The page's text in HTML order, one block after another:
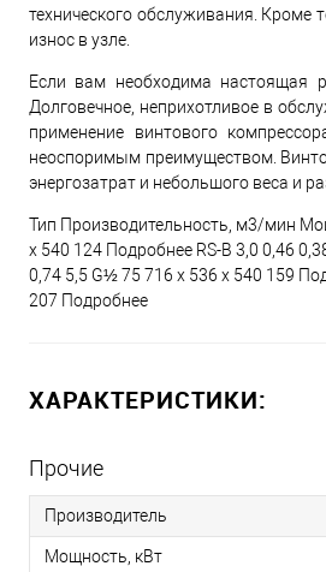
технического обслуживания. Кроме
износ в узле.
Если вам необходима настоящая
Долговечное, неприхотливое в
применение винтового
неоспоримым преимуществом.
энергозатрат и небольшого веса и
Тип Производительность, м3/мин
x 540 124 Подробнее RS-B 3,0 0,46
0,74 5,5 G½ 75 716 x 536 x 540 159
207 Подробнее
ХАРАКТЕРИСТИКИ:
Прочие
Производитель
Мощность, кВт